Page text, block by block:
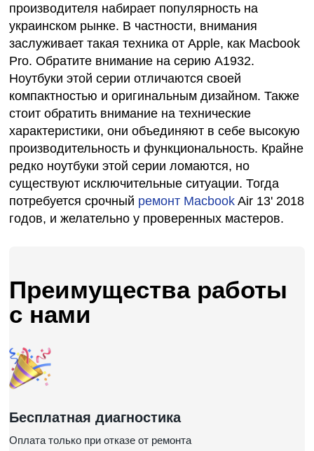
производителя набирает популярность на
украинском рынке. В частности, внимания
заслуживает такая техника от Apple, как Macbook
Pro. Обратите внимание на серию А1932.
Ноутбуки этой серии отличаются своей
компактностью и оригинальным дизайном. Также
стоит обратить внимание на технические
характеристики, они объединяют в себе высокую
производительность и функциональность. Крайне
редко ноутбуки этой серии ломаются, но
существуют исключительные ситуации. Тогда
потребуется срочный ремонт Macbook Air 13' 2018
годов, и желательно у проверенных мастеров.
Преимущества работы
с нами
Бесплатная диагностика
Оплата только при отказе от ремонта